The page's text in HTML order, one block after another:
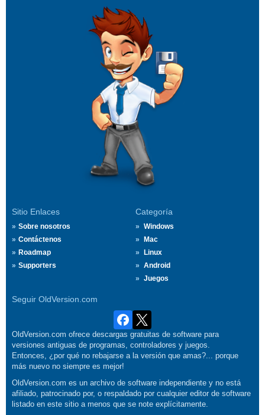
Sitio Enlaces
Sobre nosotros
Contáctenos
Roadmap
Supporters
Categoría
Windows
Mac
Linux
Android
Juegos
Seguir OldVersion.com
OldVersion.com ofrece descargas gratuitas de software para
versiones antiguas de programas, controladores y juegos.
Entonces, ¿por qué no rebajarse a la versión que amas?... porque
más nuevo no siempre es mejor!
OldVersion.com es un archivo de software independiente y no está
afiliado, patrocinado por, o respaldado por cualquier editor de software
listado en este sitio a menos que se note explícitamente.